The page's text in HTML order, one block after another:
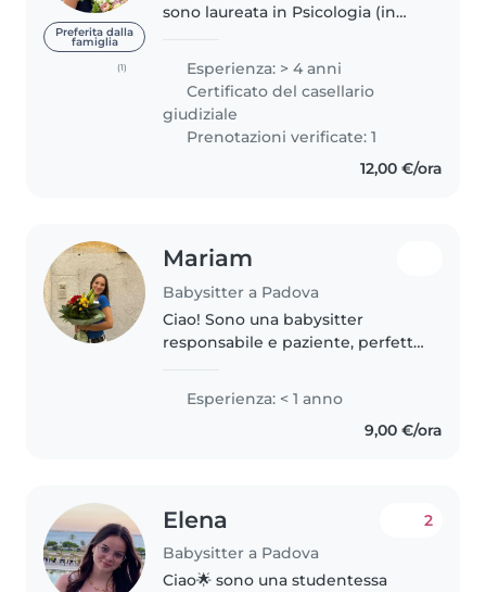
Preferita dalla
famiglia
(1)
sono laureata in Psicologia (in
sto frequentando la magistrale in
Psicologia Clinica. Lavoro
stabilmente come babysitter..
Esperienza: > 4 anni
Certificato del casellario
giudiziale
Prenotazioni verificate: 1
12,00 €/ora
Mariam
Babysitter a Padova
Ciao! Sono una babysitter
responsabile e paziente, perfetta
servizi per la sanità e assistenza
sociale e mi piace disegnare,..
Esperienza: < 1 anno
9,00 €/ora
Elena
Babysitter a Padova
2
Ciao🌟 sono una studentessa